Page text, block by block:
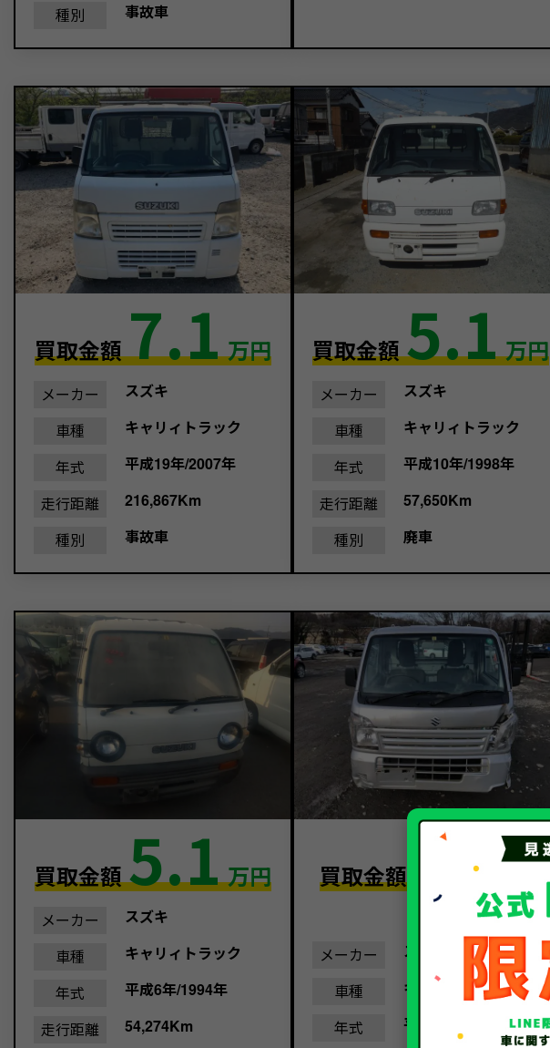
種別
事故車
買取金額7.1 万円
メーカー
スズキ
車種
キャリィトラック
年式
平成19年/2007年
走行距離
216,867Km
種別
事故車
買取金額5.1 万円
メーカー
スズキ
車種
キャリィトラック
年式
平成10年/1998年
走行距離
57,650Km
種別
廃車
買取金額5.1 万円
メーカー
スズキ
車種
キャリィトラック
年式
平成6年/1994年
走行距離
54,274Km
買取金額 12.1
万円
メーカー
スズキ
車種
キャリィトラック
年式
平成30年/2018年